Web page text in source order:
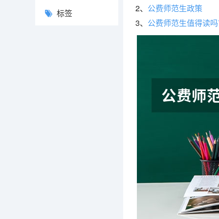
标签 2、 公费师范生政策
3、 公费师范生值得读